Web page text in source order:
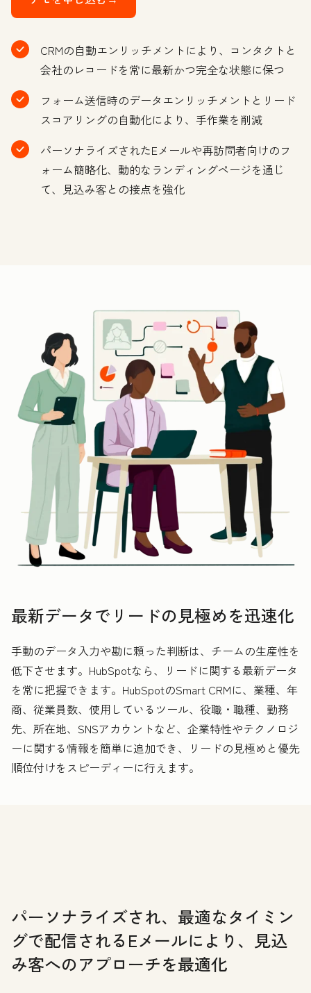
CRMの自動エンリッチメントにより、コンタクトと
会社のレコードを常に最新かつ完全な状態に保つ
フォーム送信時のデータエンリッチメントとリード
スコアリングの自動化により、手作業を削減
パーソナライズされたEメールや再訪問者向けのフ
ォーム簡略化、動的なランディングページを通じ
て、見込み客との接点を強化
最新データでリードの見極めを迅速化
手動のデータ入力や勘に頼った判断は、チームの生産性を
低下させます。HubSpotなら、リードに関する最新データ
を常に把握できます。HubSpotのSmart CRMに、業種、年
商、従業員数、使用しているツール、役職・職種、勤務
先、所在地、SNSアカウントなど、企業特性やテクノロジ
ーに関する情報を簡単に追加でき、リードの見極めと優先
順位付けをスピーディーに行えます。
パーソナライズされ、最適なタイミン
グで配信されるEメールにより、見込
み客へのアプローチを最適化